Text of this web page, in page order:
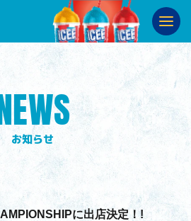
ABOUT
ICEEとは
SHOP
販売店舗
SNS
公式SNS
お知らせ
に出店決定！!